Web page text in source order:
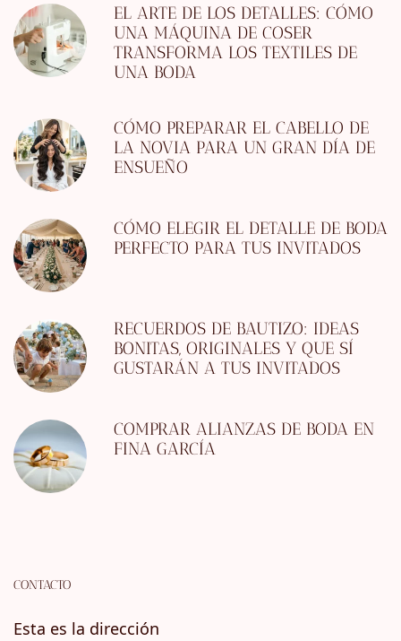
EL ARTE DE LOS DETALLES: CÓMO
UNA MÁQUINA DE COSER
TRANSFORMA LOS TEXTILES DE
UNA BODA
CÓMO PREPARAR EL CABELLO DE
LA NOVIA PARA UN GRAN DÍA DE
ENSUEÑO
CÓMO ELEGIR EL DETALLE DE BODA
PERFECTO PARA TUS INVITADOS
RECUERDOS DE BAUTIZO: IDEAS
BONITAS, ORIGINALES Y QUE SÍ
GUSTARÁN A TUS INVITADOS
COMPRAR ALIANZAS DE BODA EN
FINA GARCÍA
CONTACTO
Esta es la dirección